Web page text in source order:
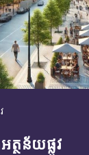
ត្ថន័យផ្លូវ